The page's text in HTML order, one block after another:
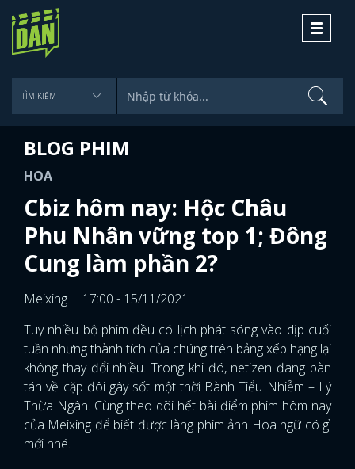
Toggle
BLOG PHIM
HOA
Cbiz hôm nay: Hộc Châu
Phu Nhân vững top 1; Đông
Cung làm phần 2?
Meixing
17:00 - 15/11/2021
Tuy nhiều bộ phim đều có lịch phát sóng vào dịp cuối
tuần nhưng thành tích của chúng trên bảng xếp hạng lại
không thay đổi nhiều. Trong khi đó, netizen đang bàn
tán về cặp đôi gây sốt một thời Bành Tiểu Nhiễm – Lý
Thừa Ngân. Cùng theo dõi hết bài điểm phim hôm nay
của Meixing để biết được làng phim ảnh Hoa ngữ có gì
mới nhé.